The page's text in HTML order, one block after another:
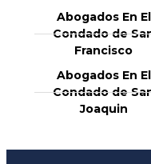
Abogados En El
Condado de
Francisco
Abogados En El
Condado de
Joaquin